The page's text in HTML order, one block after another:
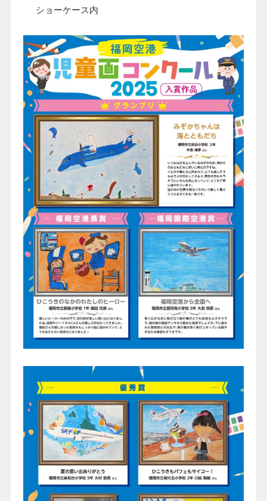
ショーケース内